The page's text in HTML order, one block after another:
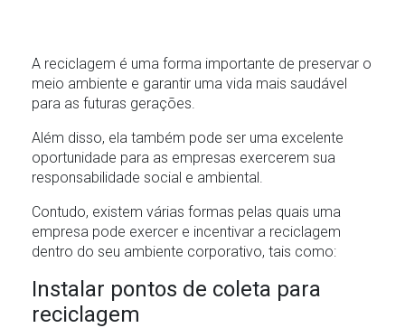
O RIO TÁ PRA PEIXE
PARCERIA GREEN FARM CO2FREE
ALFREDO GAZIN ORQUESTRA
A reciclagem é uma forma importante de preservar o
meio ambiente e garantir uma vida mais saudável
para as futuras gerações.
Além disso, ela também pode ser uma excelente
oportunidade para as empresas exercerem sua
responsabilidade social e ambiental.
Contudo, existem várias formas pelas quais uma
empresa pode exercer e incentivar a reciclagem
dentro do seu ambiente corporativo, tais como:
Instalar pontos de coleta para
reciclagem